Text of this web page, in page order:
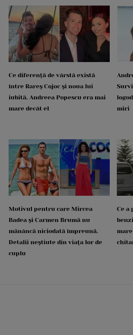
Ce diferență de vârstă există
între Rareș Cojoc și noua lui
iubită. Andreea Popescu era mai
mare decât el
miri
Motivul pentru care Mircea
Badea și Carmen Brumă nu
mănâncă niciodată împreună.
Detalii neștiute din viața lor de
cuplu
Ce a